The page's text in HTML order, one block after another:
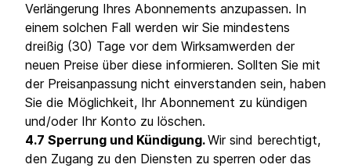
Verlängerung Ihres Abonnements anzupassen. In
einem solchen Fall werden wir Sie mindestens
dreißig (30) Tage vor dem Wirksamwerden der
neuen Preise über diese informieren. Sollten Sie mit
der Preisanpassung nicht einverstanden sein, haben
Sie die Möglichkeit, Ihr Abonnement zu kündigen
und/oder Ihr Konto zu löschen.
4.7 Sperrung und Kündigung.Wir sind berechtigt,
den Zugang zu den Diensten zu sperren oder das